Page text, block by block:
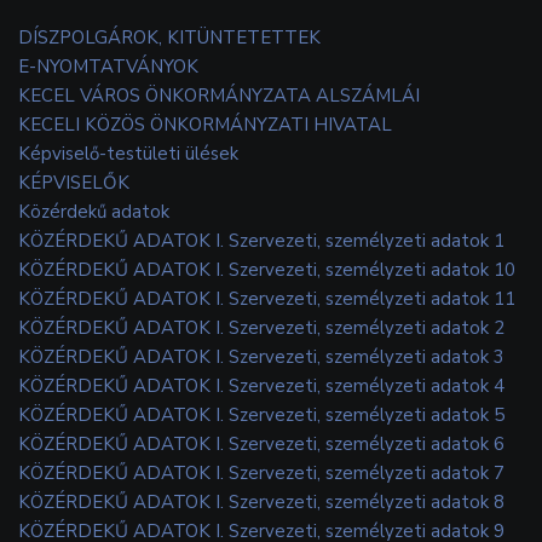
DÍSZPOLGÁROK, KITÜNTETETTEK
E-NYOMTATVÁNYOK
KECEL VÁROS ÖNKORMÁNYZATA ALSZÁMLÁI
KECELI KÖZÖS ÖNKORMÁNYZATI HIVATAL
Képviselő-testületi ülések
KÉPVISELŐK
Közérdekű adatok
KÖZÉRDEKŰ ADATOK I. Szervezeti, személyzeti adatok 1
KÖZÉRDEKŰ ADATOK I. Szervezeti, személyzeti adatok 10
KÖZÉRDEKŰ ADATOK I. Szervezeti, személyzeti adatok 11
KÖZÉRDEKŰ ADATOK I. Szervezeti, személyzeti adatok 2
KÖZÉRDEKŰ ADATOK I. Szervezeti, személyzeti adatok 3
KÖZÉRDEKŰ ADATOK I. Szervezeti, személyzeti adatok 4
KÖZÉRDEKŰ ADATOK I. Szervezeti, személyzeti adatok 5
KÖZÉRDEKŰ ADATOK I. Szervezeti, személyzeti adatok 6
KÖZÉRDEKŰ ADATOK I. Szervezeti, személyzeti adatok 7
KÖZÉRDEKŰ ADATOK I. Szervezeti, személyzeti adatok 8
KÖZÉRDEKŰ ADATOK I. Szervezeti, személyzeti adatok 9